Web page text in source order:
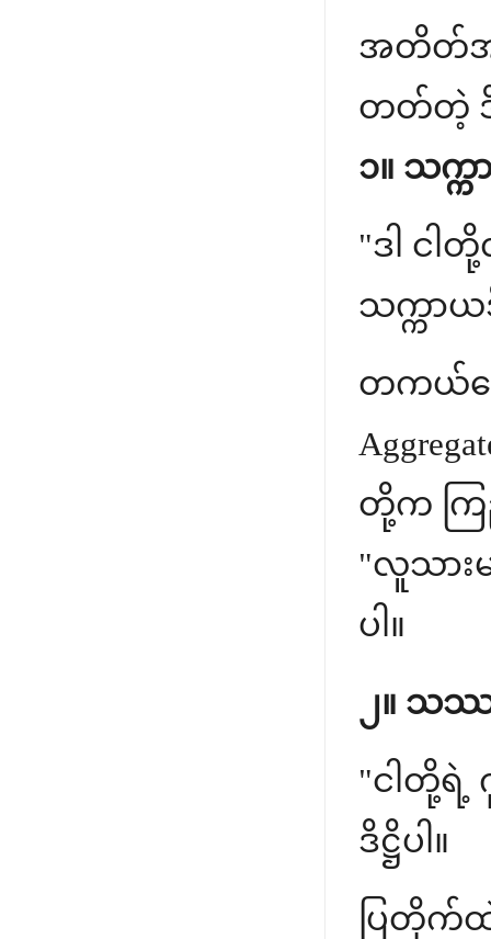
အတိတ်အက
တတ်တဲ့ ဒိ
၁။ သက္က
"ဒါ ငါ
သက္ကာယဒိ
တကယ်တ
တို့က ကြ
"လူသားမ
ပါ။
၂။ သဿ
"ငါတို့
ဒိဋ္ဌိပါ။
ပြတိုက်